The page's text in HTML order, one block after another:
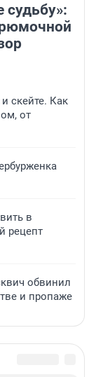
скейте. Как
от
в
рецепт
обвинил
и пропаже